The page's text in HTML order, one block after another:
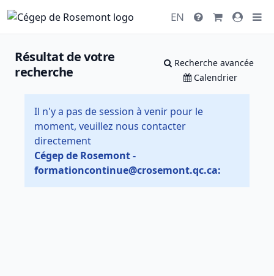
EN
Résultat de votre
recherche
Recherche avancée
Calendrier
Il n'y a pas de session à venir pour le
moment, veuillez nous contacter
directement
Cégep de Rosemont -
formationcontinue@crosemont.qc.ca: